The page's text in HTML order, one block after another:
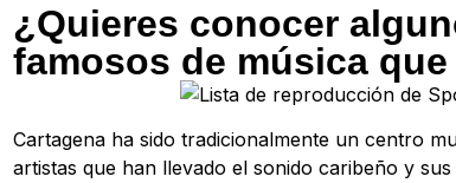
¿Quieres conocer
famosos de música
Cartagena ha sido tradicionalmente un centro
artistas que han llevado el sonido caribeño y